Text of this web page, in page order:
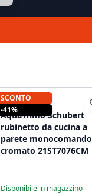
SCONTO
-41%
AQUATRIMO
AquaTrimo Schubert
rubinetto da cucina a
parete monocomando
cromato 21ST7076CM
Disponibile in magazzino